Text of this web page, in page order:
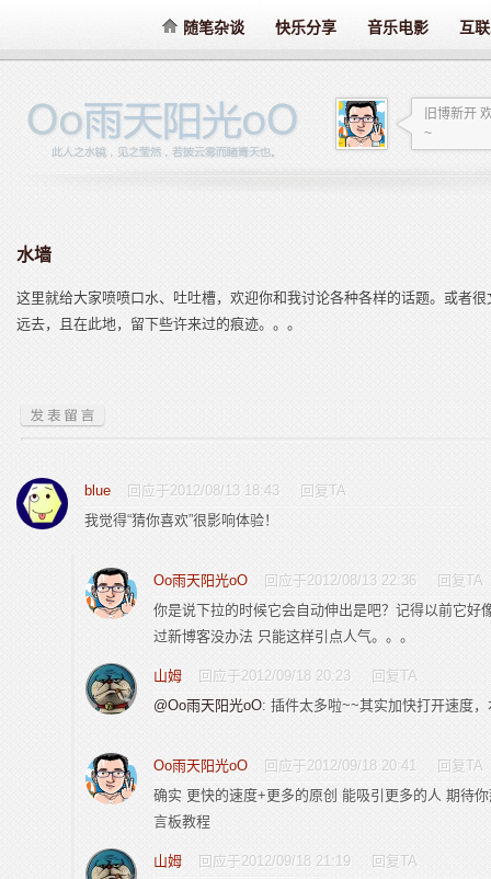
随笔杂谈 快乐分享 音乐电影 互
旧博新开
~
水墙
这里就给大家喷喷口水、吐吐槽，欢迎你和我讨论各种各样的话题。或者
远去，且在此地，留下些许来过的痕迹。。。
blue 回应于2012/08/13 18:43
回复TA
我觉得“猜你喜欢”很影响体验！
Oo雨天阳光oO 回应于2012/08/13 22:36
回复TA
你是说下拉的时候它会自动伸出是吧？记得以前它好
过新博客没办法 只能这样引点人气。。。
山姆 回应于2012/09/18 20:23
回复TA
@Oo雨天阳光oO: 插件太多啦~~其实加快打开速度
Oo雨天阳光oO 回应于2012/09/18 20:41
回复TA
确实 更快的速度+更多的原创 能吸引更多的人 期待
言板教程
山姆 回应于2012/09/18 21:19
回复TA